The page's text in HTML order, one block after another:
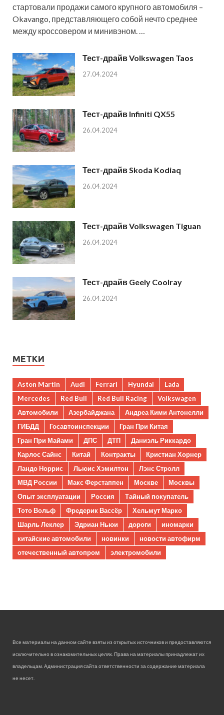
стартовали продажи самого крупного автомобиля –
Okavango, представляющего собой нечто среднее
между кроссовером и минивэном. …
Тест-драйв Volkswagen Taos
27.04.2024
Тест-драйв Infiniti QX55
26.04.2024
Тест-драйв Skoda Kodiaq
26.04.2024
Тест-драйв Volkswagen Tiguan
26.04.2024
Тест-драйв Geely Coolray
26.04.2024
МЕТКИ
Aston Martin Audi Ferrari Hyundai
Lada
Mercedes
Red Bull Red Bull Racing
Volkswagen
Автомобили
Азербайджана
Андреа Кими Антонелли
ГИБДД
Госавтоинспекции
Гран При Китая
Гран При Майами
ДПС ДТП
Даниэль Риккардо
Карлос Сайнс
Китай Контракты
Кристиан Хорнер
Ландо Норрис
Льюис Хэмилтон
Лэнс Стролл
МВД России
Макс Ферстаппен Москве
Москвы
Опыт эксплуатации
Россия
Тайный покупатель
Тото Вольф
Фредерик Вассёр
Хельмут Марко
Шарль Леклер
Эдриан Ньюи дороги
иномарки
китайские автомобили
новинки
новости автофирм
отечественный автопром
электромобили
Все материалы на данном сайте взяты из открытых источников и предоставляются
исключительно в ознакомительных целях. Права на материалы принадлежат их
владельцам. Администрация сайта ответственности за содержание материала
не несет.